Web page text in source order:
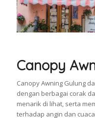
Canopy
Canopy Awning Gulung
dengan berbagai corak
menarik di lihat, serta
terhadap angin dan